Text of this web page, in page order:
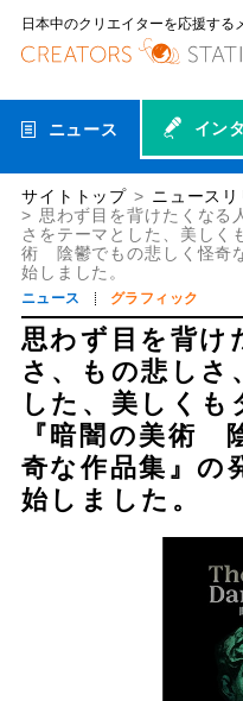
日本中のクリエイターを応援する
ニュース イン
サイトトップ
ニュースリ
思わず目を背けたくなる
さをテーマとした、美しく
術 陰鬱でもの悲しく怪奇
始しました。
ニュース グラフィック
思わず目を背け
さ、もの悲しさ
した、美しくも
『暗闇の美術
奇な作品集』の
始しました。